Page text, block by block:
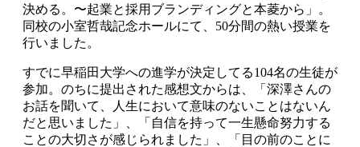
決める。〜起業と採用ブランディングと本菱から」。
同校の小室哲哉記念ホールにて、50分間の熱い授業を
行いました。
すでに早稲田大学への進学が決定してる104名の生徒が
参加。のちに提出された感想文からは、「深澤さんの
お話を聞いて、人生において意味のないことはないん
だと思いました」、「自信を持って一生懸命努力する
ことの大切さが感じられました」、「目の前のことに